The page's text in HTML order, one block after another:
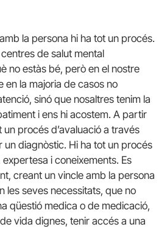
la persona hi ha tot un procés.
de salut mental
no estàs bé, però en el nostre
en la majoria de casos no
sinó que nosaltres tenim la
i ens hi acostem. A partir
un procés d’avaluació a través
un diagnòstic. Hi ha tot un procés
i coneixements. Es
creant un vincle amb la persona
les seves necessitats, que no
qüestió medica o de medicació,
vida dignes, tenir accés a una